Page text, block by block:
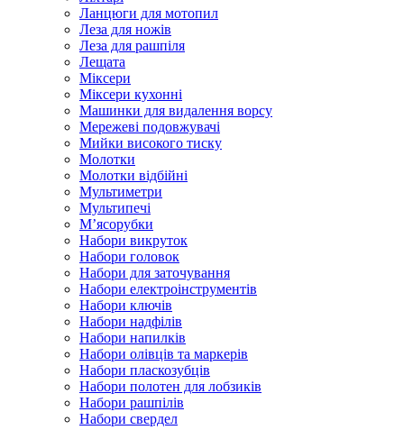
Ланцюги для мотопил
Леза для ножів
Леза для рашпіля
Лещата
Міксери
Міксери кухонні
Машинки для видалення ворсу
Мережеві подовжувачі
Мийки високого тиску
Молотки
Молотки відбійні
Мультиметри
Мультипечі
М’ясорубки
Набори викруток
Набори головок
Набори для заточування
Набори електроінструментів
Набори ключів
Набори надфілів
Набори напилків
Набори олівців та маркерів
Набори пласкозубців
Набори полотен для лобзиків
Набори рашпілів
Набори свердел